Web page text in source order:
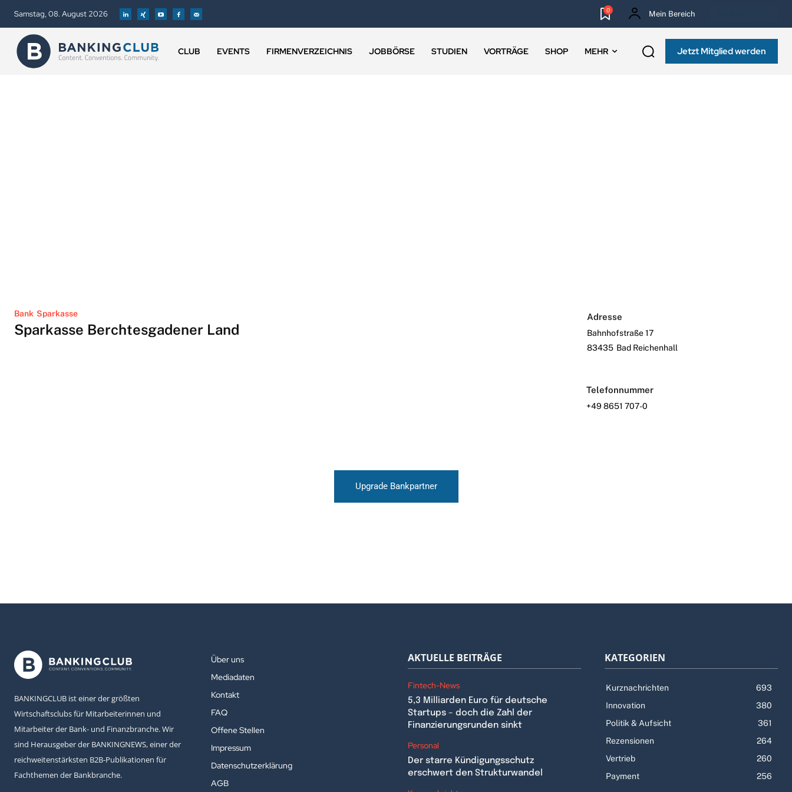
Samstag, 08. August 2026 0 Mein Bereich
CLUB EVENTS FIRMENVERZEICHNIS JOBBÖRSE STUDIEN VORTRÄGE SHOP MEHR Jetzt Mitglied werden
Bank Sparkasse
Sparkasse Berchtesgadener Land
Adresse
Bahnhofstraße 17
83435 Bad Reichenhall
Telefonnummer
+49 8651 707-0
Upgrade Bankpartner
BANKINGCLUB ist einer der größten
Wirtschaftsclubs für Mitarbeiterinnen und
Mitarbeiter der Bank- und Finanzbranche. Wir
sind Herausgeber der BANKINGNEWS, einer der
reichweitenstärksten B2B-Publikationen für
Fachthemen der Bankbranche.
Über uns
Mediadaten
Kontakt
FAQ
Offene Stellen
Impressum
Datenschutzerklärung
AGB
AKTUELLE BEITRÄGE
Fintech-News
5,3 Milliarden Euro für deutsche
Startups – doch die Zahl der
Finanzierungsrunden sinkt
Personal
Der starre Kündigungsschutz
erschwert den Strukturwandel
KATEGORIEN
Kurznachrichten
693
Innovation
380
Politik & Aufsicht
361
Rezensionen
264
Vertrieb
260
Payment
256